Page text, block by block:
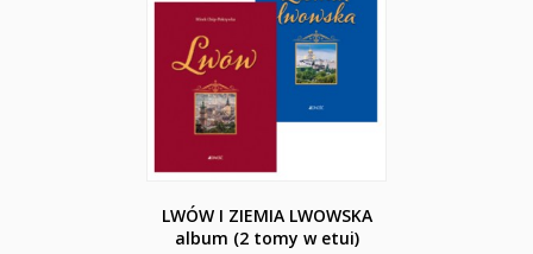
LWÓW I ZIEMIA LWOWSKA
album (2 tomy w etui)